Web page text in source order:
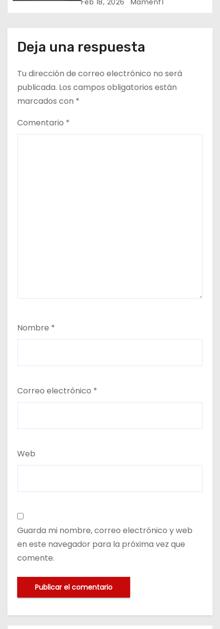
a
d
a
s
Feb 18, 2026 Mamenf1
Deja una respuesta
Tu dirección de correo electrónico no será
publicada. Los campos obligatorios están
marcados con *
Comentario *
Nombre *
Correo electrónico *
Web
Guarda mi nombre, correo electrónico y web
en este navegador para la próxima vez que
comente.